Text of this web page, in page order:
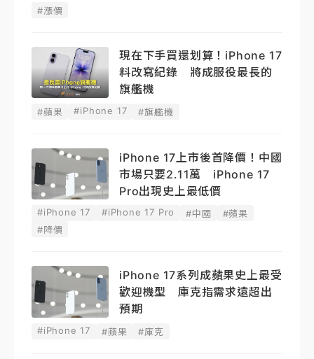
#漲價
現在下手買還划算！iPhone 17
料改寫紀錄 將成服役最長的
旗艦機
#蘋果 #iPhone 17 #旗艦機
iPhone 17上市後首降價！中國
市場只要2.11萬 iPhone 17
Pro出現史上最低價
#iPhone 17 #iPhone 17 Pro #中國
#蘋果
#降價
iPhone 17系列成蘋果史上最受
歡迎機型 庫克指需求遠超出
預期
#iPhone 17 #蘋果 #庫克